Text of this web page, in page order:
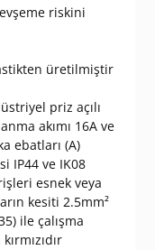
riskini
üretilmiştir
priz açılı
akımı 16A ve
ebatları (A)
IP44 ve IK08
esnek veya
kesiti 2.5mm²
ile çalışma